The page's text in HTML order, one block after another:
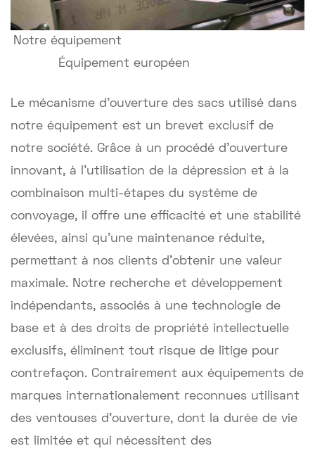
Notre équipement
Équipement européen
Le mécanisme d'ouverture des sacs utilisé dans
notre équipement est un brevet exclusif de
notre société. Grâce à un procédé d'ouverture
innovant, à l'utilisation de la dépression et à la
combinaison multi-étapes du système de
convoyage, il offre une efficacité et une stabilité
élevées, ainsi qu'une maintenance réduite,
permettant à nos clients d'obtenir une valeur
maximale. Notre recherche et développement
indépendants, associés à une technologie de
base et à des droits de propriété intellectuelle
exclusifs, éliminent tout risque de litige pour
contrefaçon. Contrairement aux équipements de
marques internationalement reconnues utilisant
des ventouses d'ouverture, dont la durée de vie
est limitée et qui nécessitent des